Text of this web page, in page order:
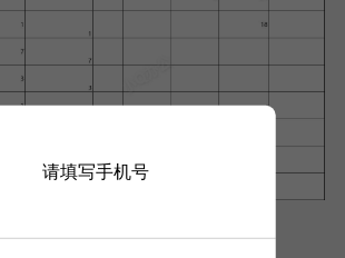
查看更多内容
请填写手机号